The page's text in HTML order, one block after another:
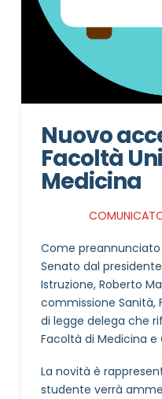
Nuovo
Facoltà
Medicina
Come
Senato dal
Istruzione, Roberto
commissione Sanità,
di legge delega che
Facoltà di Medicina e
La novità è
studente verrà